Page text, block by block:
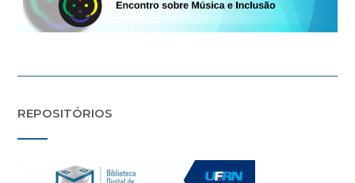
REPOSITÓRIOS